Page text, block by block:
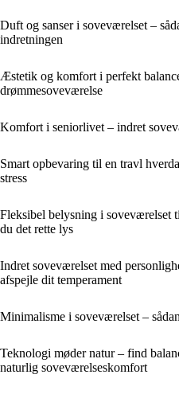
Duft og sanser i soveværelset –
indretningen
Æstetik og komfort i perfekt
drømmesoveværelse
Komfort i seniorlivet – indret
Smart opbevaring til en travl
stress
Fleksibel belysning i soveværelset
du det rette lys
Indret soveværelset med
afspejle dit temperament
Minimalisme i soveværelset –
Teknologi møder natur – find
naturlig soveværelseskomfort